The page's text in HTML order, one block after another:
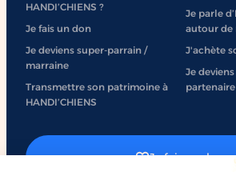
HANDI’CHIENS ?
Je fais un don
Je deviens super-parrain /
marraine
Transmettre son patrimoine à
HANDI’CHIENS
Je parle
autour de
J'achète
Je
partenaire
Je fais un don